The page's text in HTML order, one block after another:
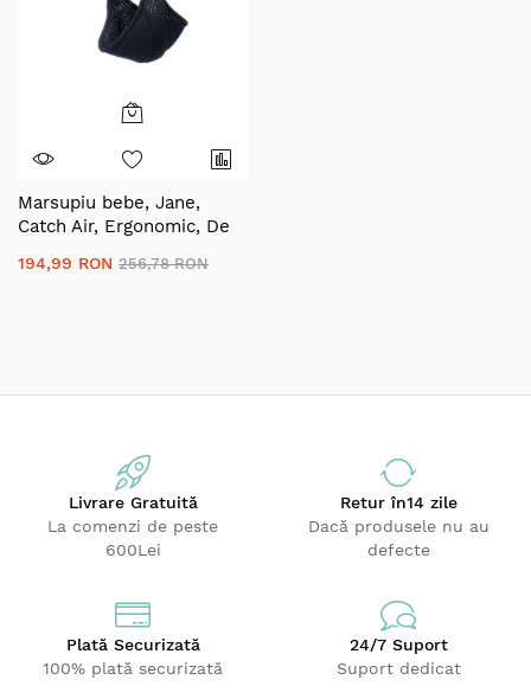
Marsupiu bebe, Jane,
Catch Air, Ergonomic, De
Seal
194,99 RON 256,78 RON
Livrare Gratuită
La comenzi de peste
600Lei
Returîn14 zile
Dacă produsele nu au
defecte
Plată Securizată
100% plată securizată
24/7 Suport
Suport dedicat